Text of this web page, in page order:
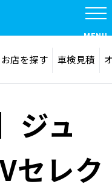
MENU
お店を探す 車検見積
ジュ
セレク